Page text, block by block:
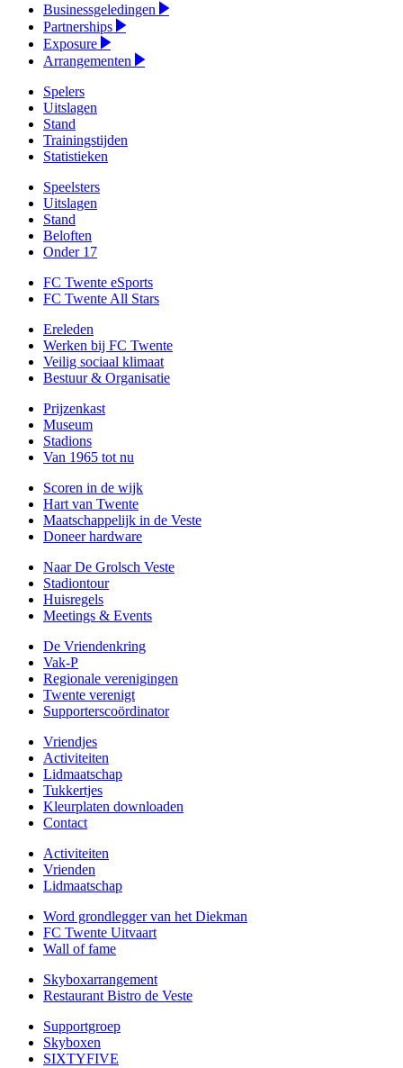
Businessgeledingen
Partnerships
Exposure
Arrangementen
Spelers
Uitslagen
Stand
Trainingstijden
Statistieken
Speelsters
Uitslagen
Stand
Beloften
Onder 17
FC Twente eSports
FC Twente All Stars
Ereleden
Werken bij FC Twente
Veilig sociaal klimaat
Bestuur & Organisatie
Prijzenkast
Museum
Stadions
Van 1965 tot nu
Scoren in de wijk
Hart van Twente
Maatschappelijk in de Veste
Doneer hardware
Naar De Grolsch Veste
Stadiontour
Huisregels
Meetings & Events
De Vriendenkring
Vak-P
Regionale verenigingen
Twente verenigt
Supporterscoördinator
Vriendjes
Activiteiten
Lidmaatschap
Tukkertjes
Kleurplaten downloaden
Contact
Activiteiten
Vrienden
Lidmaatschap
Word grondlegger van het Diekman
FC Twente Uitvaart
Wall of fame
Skyboxarrangement
Restaurant Bistro de Veste
Supportgroep
Skyboxen
SIXTYFIVE